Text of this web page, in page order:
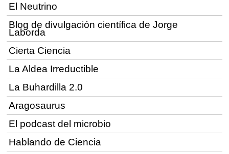
El Neutrino
Blog de divulgación científica de Jorge
Laborda
Cierta Ciencia
La Aldea Irreductible
La Buhardilla 2.0
Aragosaurus
El podcast del microbio
Hablando de Ciencia